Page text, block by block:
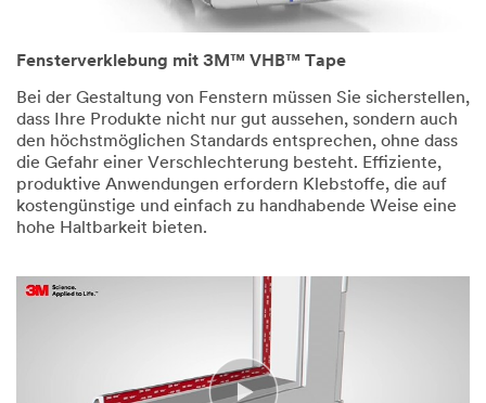
Fensterverklebung mit 3M™ VHB™ Tape
Bei der Gestaltung von Fenstern müssen Sie sicherstellen,
dass Ihre Produkte nicht nur gut aussehen, sondern auch
den höchstmöglichen Standards entsprechen, ohne dass
die Gefahr einer Verschlechterung besteht. Effiziente,
produktive Anwendungen erfordern Klebstoffe, die auf
kostengünstige und einfach zu handhabende Weise eine
hohe Haltbarkeit bieten.